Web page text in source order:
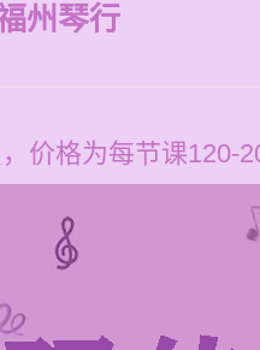
州琴行
价格为每节课120-